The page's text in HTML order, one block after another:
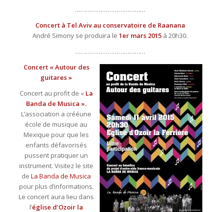
…………………………………
Concert à Tel Aviv au conservatoire de Raanana
André Simony se produira le 1er mars 2015 à 20h30.
…………………………………
Concert « Autour des
guitares »
Concert au profit de « La
Banda de Musica ».
L’association a crééune
école de musique au
Mexique pour que les
enfants défavorisés
pussent pratiquer un
instrument. Visitez le site
de La Banda de Musica
pour plus d’informations.
Le concert aura lieu dans
l’église d’Ozoir la